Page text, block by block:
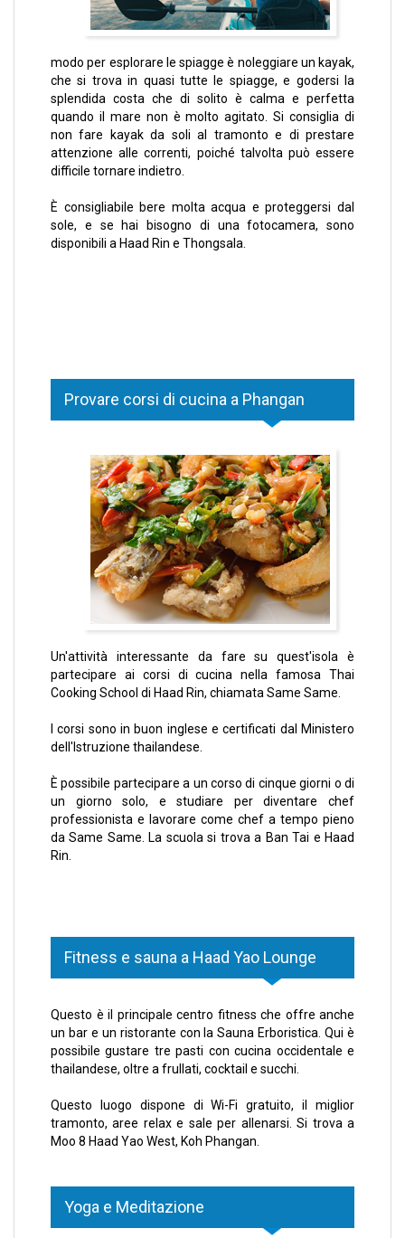
modo per esplorare le spiagge è noleggiare un kayak,
che si trova in quasi tutte le spiagge, e godersi la
splendida costa che di solito è calma e perfetta
quando il mare non è molto agitato. Si consiglia di
non fare kayak da soli al tramonto e di prestare
attenzione alle correnti, poiché talvolta può essere
difficile tornare indietro.
È consigliabile bere molta acqua e proteggersi dal
sole, e se hai bisogno di una fotocamera, sono
disponibili a Haad Rin e Thongsala.
Provare corsi di cucina a Phangan
Un'attività interessante da fare su quest'isola è
partecipare ai corsi di cucina nella famosa Thai
Cooking School di Haad Rin, chiamata Same Same.
I corsi sono in buon inglese e certificati dal Ministero
dell'Istruzione thailandese.
È possibile partecipare a un corso di cinque giorni o di
un giorno solo, e studiare per diventare chef
professionista e lavorare come chef a tempo pieno
da Same Same. La scuola si trova a Ban Tai e Haad
Rin.
Fitness e sauna a Haad Yao Lounge
Questo è il principale centro fitness che offre anche
un bar e un ristorante con la Sauna Erboristica. Qui è
possibile gustare tre pasti con cucina occidentale e
thailandese, oltre a frullati, cocktail e succhi.
Questo luogo dispone di Wi-Fi gratuito, il miglior
tramonto, aree relax e sale per allenarsi. Si trova a
Moo 8 Haad Yao West, Koh Phangan.
Yoga e Meditazione